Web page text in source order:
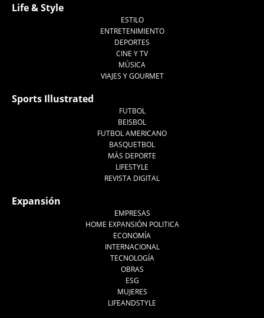
Life & Style
ESTILO
ENTRETENIMIENTO
DEPORTES
CINE Y TV
MÚSICA
VIAJES Y GOURMET
Sports Illustrated
FUTBOL
BEISBOL
FUTBOL AMERICANO
BASQUETBOL
MÁS DEPORTE
LIFESTYLE
REVISTA DIGITAL
Expansión
EMPRESAS
HOME EXPANSIÓN POLITICA
ECONOMÍA
INTERNACIONAL
TECNOLOGÍA
OBRAS
ESG
MUJERES
LIFEANDSTYLE